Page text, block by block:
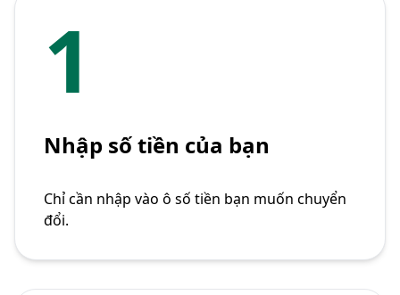
1
Nhập số tiền của bạn
Chỉ cần nhập vào ô số tiền bạn muốn chuyển
đổi.